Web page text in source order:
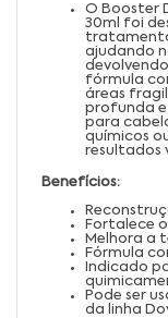
O Booster
30ml foi
ajudando
fórmula
áreas
profunda e
para
químicos
resultados
Benefícios:
Fortalece
Melhora a
Fórmula
Indicado
Pode ser
da linha